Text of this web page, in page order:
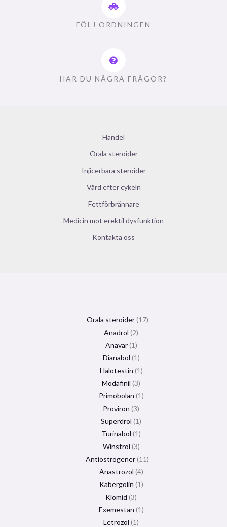
FÖLJ ORDNINGEN
HAR DU NÅGRA FRÅGOR?
Handel
Orala steroider
Injicerbara steroider
Vård efter cykeln
Fettförbrännare
Medicin mot erektil dysfunktion
Kontakta oss
Orala steroider 17
Anadrol 2
Anavar 1
Dianabol 1
Halotestin 1
Modafinil 3
Primobolan 1
Proviron 3
Superdrol 1
Turinabol 1
Winstrol 3
Antiöstrogener 11
Anastrozol 4
Kabergolin 1
Klomid 3
Exemestan 1
Letrozol 1